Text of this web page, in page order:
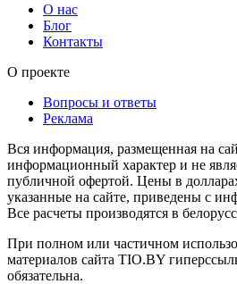
О нас
Блог
Контакты
О проекте
Вопросы и ответы
Реклама
Вся информация, размещенная на
информационный характер и не
публичной офертой. Цены в
указанные на сайте, приведены с
Все расчеты производятся в
При полном или частичном
материалов сайта TIO.BY
обязательна.